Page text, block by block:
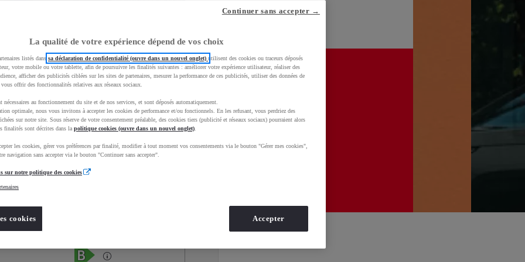
Services Concession
Occasions
La qualité de votre expérience dépend de vos choix
listés dans sa déclaration de confidentialité (ouvre dans un nouvel onglet) utilisent des cookies ou traceurs déposés
votre mobile ou votre tablette, afin de poursuivre les finalités suivantes : améliorer votre expérience utilisateur, réaliser des
afficher des publicités ciblées sur les sites de partenaires, mesurer la performance de ces publicités, utiliser des données de
offrir des fonctionnalités relatives aux réseaux sociaux.
nécessaires au fonctionnement du site et de nos services, et sont déposés automatiquement.
optimale, nous vous invitons à accepter les cookies de performance et/ou fonctionnels. En les refusant, vous perdriez des
sur notre site. Sous réserve de votre consentement préalable, des cookies tiers (publicité et réseaux sociaux) pourraient alors
finalités sont décrites dans la politique cookies (ouvre dans un nouvel onglet)
les cookies, gérer vos préférences par finalité, modifier à tout moment vos consentements via le bouton "Gérer mes cookies",
navigation sans accepter via le bouton "Continuer sans accepter".
sur notre politique des cookies
cookies
Continuer sans accepter →
Accepter